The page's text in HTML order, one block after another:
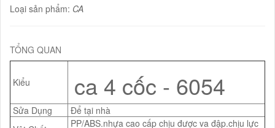
Loại sản phẩm: CA
TỔNG QUAN
Kiểu ca 4 cốc - 6054
Sửa Dụng
Để tại nhà
PP/ABS.nhựa cao cấp chịu được va đập.chịu lực